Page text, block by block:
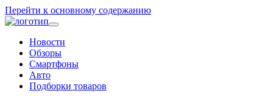
Перейти к основному содержанию
Новости
Обзоры
Смартфоны
Авто
Подборки товаров